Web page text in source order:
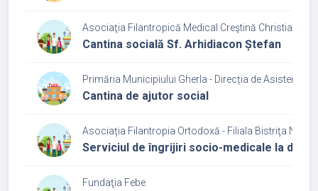
Asociaţia Filantropică Medical Creştină Christiana -
Cantina socială Sf. Arhidiacon Ștefan
Primăria Municipiului Gherla - Direcția de Asistenţă
Cantina de ajutor social
Asociaţia Filantropia Ortodoxă - Filiala Bistriţa
Serviciul de îngrijiri socio-medicale la
Fundaţia Febe